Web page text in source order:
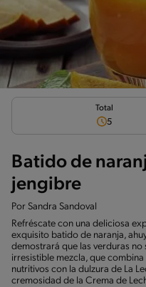
Total
5
Batido de
jengibre
Por Sandra Sandoval
Refréscate con una deliciosa
exquisito batido de naranja,
demostrará que las verduras no
irresistible mezcla, que
nutritivos con la dulzura de La
cremosidad de la Crema de